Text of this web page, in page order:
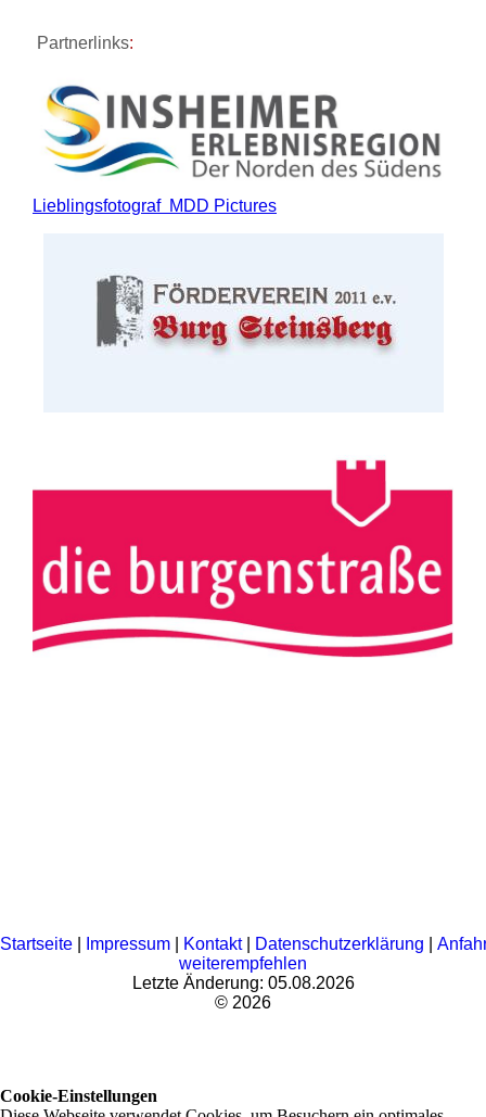
Partnerlinks:
Lieblingsfotograf MDD Pictures
Startseite Impressum Kontakt| Datenschutzerklärung
weiterempfehlen
Letzte Änderung: 05.08.2026
© 2026
Cookie-Einstellungen